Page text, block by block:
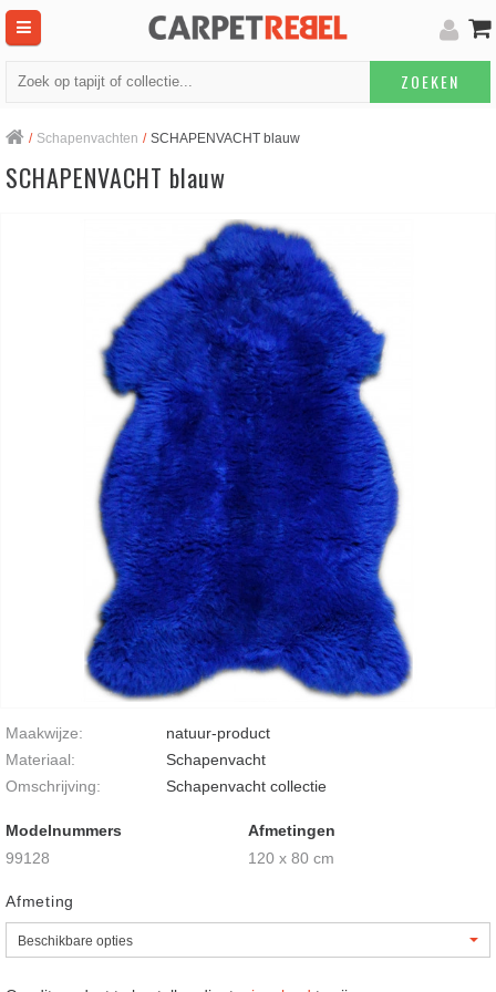
ZOEKEN
/ Schapenvachten / SCHAPENVACHT blauw
SCHAPENVACHT blauw
Maakwijze:
natuur-product
Materiaal:
Schapenvacht
Omschrijving:
Schapenvacht collectie
Modelnummers
Afmetingen
99128
120 x 80 cm
Afmeting